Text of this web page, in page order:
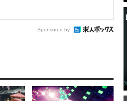
Sponsored by